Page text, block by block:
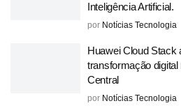
Inteligência Artificial.
por Notícias Tecnologia
Huawei Cloud Stack
transformação
Central
por Notícias Tecnologia